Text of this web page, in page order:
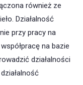
również ze
Działalność
przy pracy na
na bazie
działalności